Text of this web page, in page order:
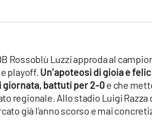
Rossoblù Luzzi approda al
playoff. Un’apoteosi di gioia e
battuti per 2-0e che
regionale. Allo stadio Luigi Razza
già l’anno scorso e mai